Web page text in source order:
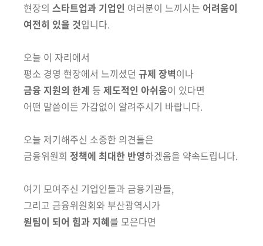
현장의 스타트업과 기업인 여러분이 느끼시는 어려움이
여전히 있을 것입니다.
오늘 이 자리에서
평소 경영 현장에서 느끼셨던 규제 장벽이나
금융 지원의 한계 등 제도적인 아쉬움이 있다면
어떤 말씀이든 가감없이 알려주시기 바랍니다.
오늘 제기해주신 소중한 의견들은
금융위원회 정책에 최대한 반영하겠음을 약속드립니다.
여기 모여주신 기업인들과 금융기관들,
그리고 금융위원회와 부산광역시가
원팀이 되어 힘과 지혜를 모은다면